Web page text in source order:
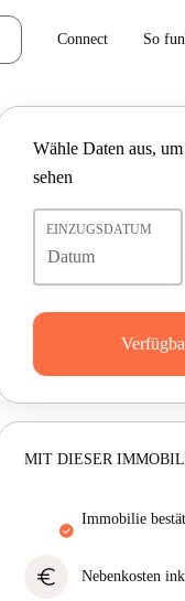
Connect So
Wähle Daten aus, um
sehen
EINZUGSDATUM
MIT DIESER
Immobilie
überprüft. So
euro Nebenkosten